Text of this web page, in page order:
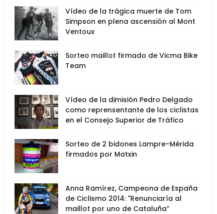
Vídeo de la trágica muerte de Tom
Simpson en plena ascensión al Mont
Ventoux
Sorteo maillot firmado de Vicma Bike
Team
Vídeo de la dimisión Pedro Delgado
como reprensentante de los ciclistas
en el Consejo Superior de Tráfico
Sorteo de 2 bidones Lampre-Mérida
firmados por Matxin
Anna Ramírez, Campeona de España
de Ciclismo 2014: "Renunciaría al
maillot por uno de Cataluña”